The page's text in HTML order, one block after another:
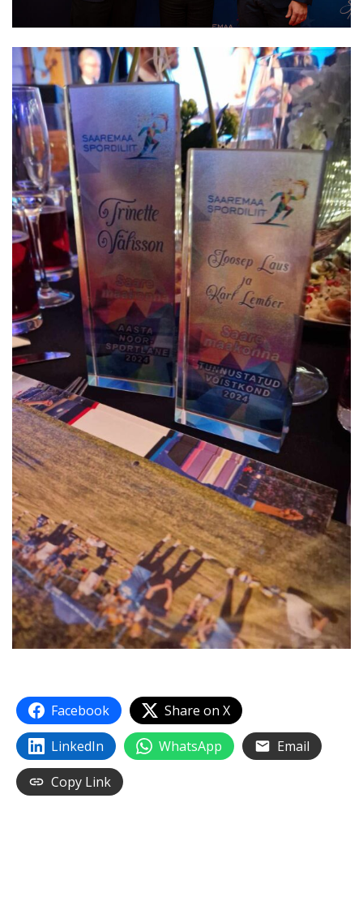
Facebook
Share on X
LinkedIn
WhatsApp
Email
Copy Link